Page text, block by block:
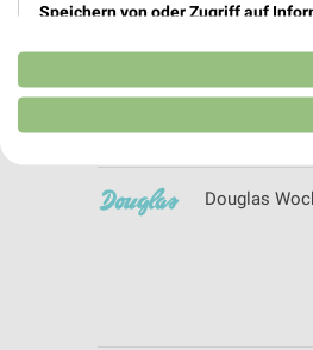
DocMorris
Douglas
Speichern von oder Zugriff auf
Verwendung reduzierter Daten zur
Erstellung von Profilen für
Erstellung von Profilen zur